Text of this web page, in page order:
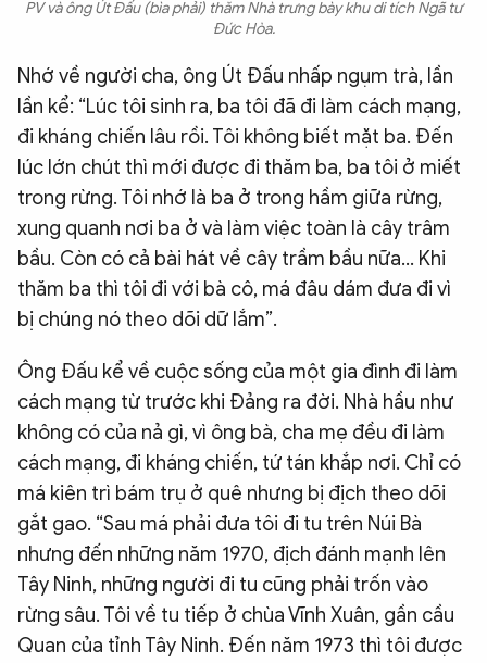
PV và ông Út Đấu (bìa phải) thăm Nhà trưng bày khu di tích Ngã tư
Đức Hòa.
Nhớ về người cha, ông Út Đấu nhấp ngụm trà, lần
lần kể: “Lúc tôi sinh ra, ba tôi đã đi làm cách mạng,
đi kháng chiến lâu rồi. Tôi không biết mặt ba. Đến
lúc lớn chút thì mới được đi thăm ba, ba tôi ở miết
trong rừng. Tôi nhớ là ba ở trong hầm giữa rừng,
xung quanh nơi ba ở và làm việc toàn là cây trâm
bầu. Còn có cả bài hát về cây trầm bầu nữa… Khi
thăm ba thì tôi đi với bà cô, má đâu dám đưa đi vì
bị chúng nó theo dõi dữ lắm”.
Ông Đấu kể về cuộc sống của một gia đình đi làm
cách mạng từ trước khi Đảng ra đời. Nhà hầu như
không có của nả gì, vì ông bà, cha mẹ đều đi làm
cách mạng, đi kháng chiến, tứ tán khắp nơi. Chỉ có
má kiên trì bám trụ ở quê nhưng bị địch theo dõi
gắt gao. “Sau má phải đưa tôi đi tu trên Núi Bà
nhưng đến những năm 1970, địch đánh mạnh lên
Tây Ninh, những người đi tu cũng phải trốn vào
rừng sâu. Tôi về tu tiếp ở chùa Vĩnh Xuân, gần cầu
Quan của tỉnh Tây Ninh. Đến năm 1973 thì tôi được